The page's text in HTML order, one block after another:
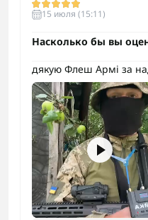
15 июля (15:11)
Насколько бы вы
дякую Флеш Армі за